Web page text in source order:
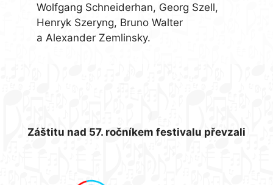
Wolfgang Schneiderhan, Georg Szell,
Henryk Szeryng, Bruno Walter
a Alexander Zemlinsky.
Záštitu nad 57. ročníkem festivalu převzali